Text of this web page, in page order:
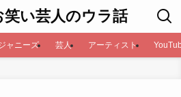
笑い芸人のウラ話
ャニーズ 芸人 アーティスト